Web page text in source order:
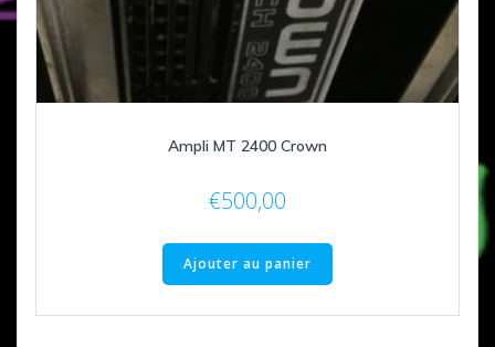
Ampli MT 2400 Crown
€500,00
Ajouter au panier